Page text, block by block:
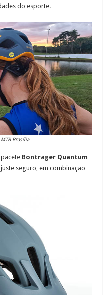
do esporte.
Brasília
Bontrager Quantum
seguro, em combinação